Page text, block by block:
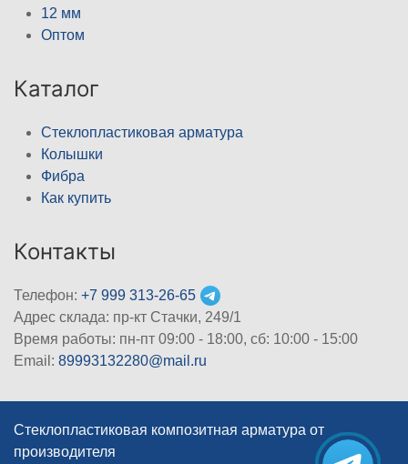
12 мм
Оптом
Каталог
Стеклопластиковая арматура
Колышки
Фибра
Как купить
Контакты
Телефон: +7 999 313-26-65
Адрес склада: пр-кт Стачки, 249/1
Время работы: пн-пт 09:00 - 18:00, cб: 10:00 - 15:00
Email: 89993132280@mail.ru
Стеклопластиковая композитная арматура от
производителя